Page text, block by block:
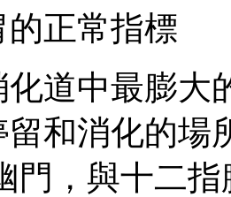
正常指標
中最膨大
和消化的場
門，與十二